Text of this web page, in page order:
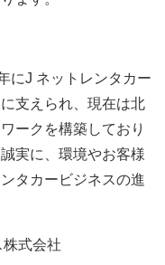
にJ ネットレンタカー
支えられ、現在は北
ークを構築しており
実に、環境やお客様
タカービジネスの進
式会社